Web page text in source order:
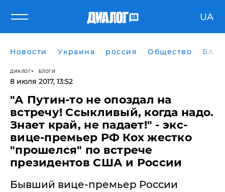
UA
Новости Украина россия Общество
ДИАЛОГ БЛОГИ
8 июля 2017, 13:52
"А Путин-то не опоздал на
встречу! Ссыкливый, когда надо.
Знает край, не падает!" - экс-
вице-премьер РФ Кох жестко
"прошелся" по встрече
президентов США и России
Бывший вице-премьер России